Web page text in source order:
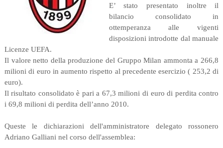
E’ stato presentato inoltre il
bilancio consolidato in
ottemperanza alle vigenti
disposizioni introdotte dal manuale
Licenze UEFA.
Il valore netto della produzione del Gruppo Milan ammonta a 266,8
milioni di euro in aumento rispetto al precedente esercizio ( 253,2 di
euro).
Il risultato consolidato è pari a 67,3 milioni di euro di perdita contro
i 69,8 milioni di perdita dell’anno 2010.
Queste le dichiarazioni dell'amministratore delegato rossonero
Adriano Galliani nel corso dell'assemblea: